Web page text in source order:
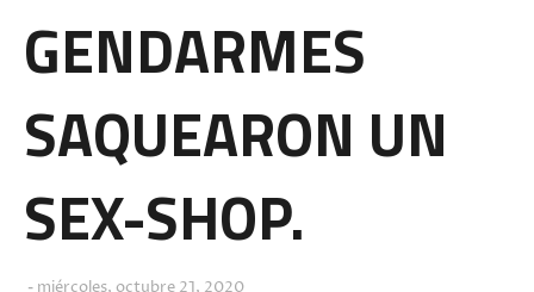
GENDARMES
SAQUEARON UN
SEX-SHOP.
miércoles, octubre 21, 2020